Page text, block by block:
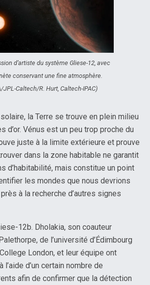
d’artiste du système Gliese-12, avec
conservant une fine atmosphère.
JPL-Caltech/R. Hurt, Caltech-IPAC)
la Terre se trouve en plein milieu
d’or. Vénus est un peu trop proche du
juste à la limite extérieure et prouve
dans la zone habitable ne garantit
d’habitabilité, mais constitue un point
les mondes que nous devrions
à la recherche d’autres signes
12b. Dholakia, son coauteur
de l’université d’Édimbourg
London, et leur équipe ont
d’un certain nombre de
afin de confirmer que la détection